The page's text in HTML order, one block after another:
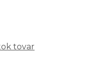
tovar